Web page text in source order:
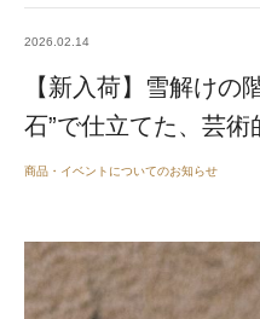
2026.02.14
【新入荷】雪解けの
石”で仕立てた、芸術
商品・イベントについてのお知らせ